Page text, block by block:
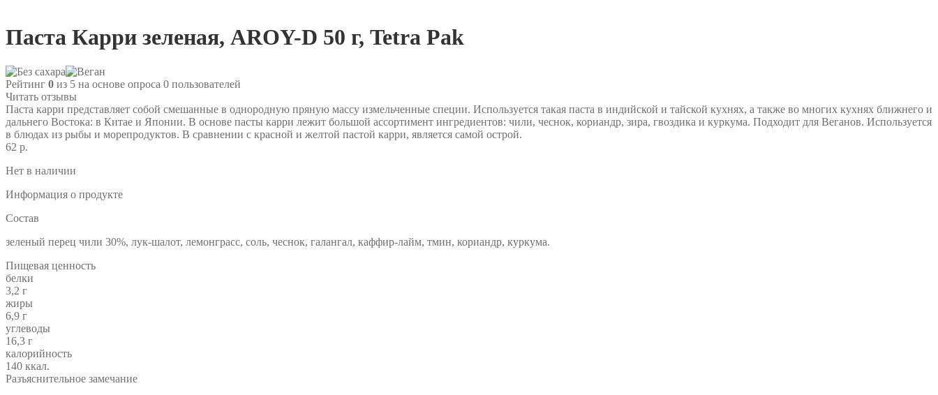
Паста Карри зеленая, AROY-D 50 г, Tetra Pak
Рейтинг 0 из 5 на основе опроса 0 пользователей
Читать отзывы
Паста карри представляет собой смешанные в однородную пряную массу измельченные специи. Используется такая паста в индийской и тайской кухнях, а также во многих кухнях ближнего и
дальнего Востока: в Китае и Японии. В основе пасты карри лежит большой ассортимент ингредиентов: чили, чеснок, кориандр, зира, гвоздика и куркума. Подходит для Веганов. Используется
в блюдах из рыбы и морепродуктов. В сравнении с красной и желтой пастой карри, является самой острой.
62 р.
Нет в наличии
Информация о продукте
Состав
зеленый перец чили 30%, лук-шалот, лемонграсс, соль, чеснок, галангал, каффир-лайм, тмин, кориандр, куркума.
Пищевая ценность
белки
3,2 г
жиры
6,9 г
углеводы
16,3 г
калорийность
140 ккал.
Разъяснительное замечание